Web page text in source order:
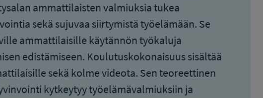
ammattilaisten valmiuksia tukea
sekä sujuvaa siirtymistä työelämään. Se
ammattilaisille käytännön työkaluja
edistämiseen. Koulutuskokonaisuus sisältää
sekä kolme videota. Sen teoreettinen
kytkeytyy työelämävalmiuksiin ja